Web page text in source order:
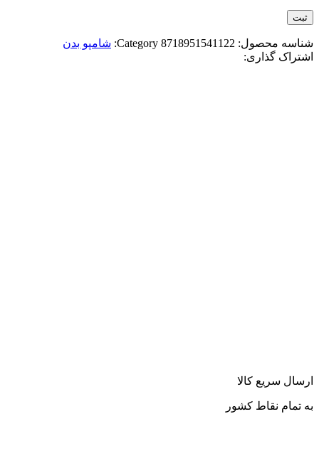
شناسه محصول: 8718951541122
Category: شامپو بدن
اشتراک گذاری:
ارسال سریع کالا
به تمام نقاط کشور